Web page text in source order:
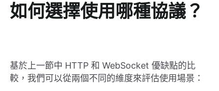
如何選擇使用哪種協議？
基於上一節中 HTTP 和 WebSocket 優缺點的比
較，我們可以從兩個不同的維度來評估使用場景：